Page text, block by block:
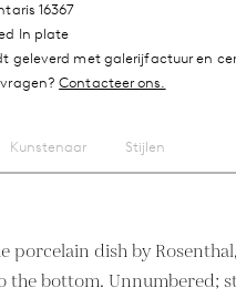
16367
In plate
geleverd met galerijfactuur en
Contacteer ons.
Kunstenaar Stijlen
porcelain dish by
the bottom. Unnumbered;